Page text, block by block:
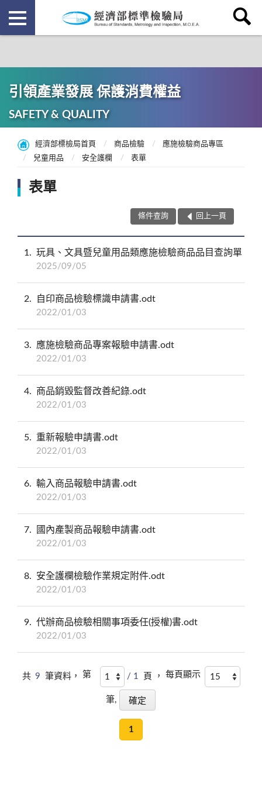
引領產業發展 保護消費權益
SAFETY & QUALITY
經濟部標檢局首頁 商品檢驗
應施檢驗商品專區
兒童用品
安全護欄 表單
表單
條件查詢 回上一頁
1 玩具、文具暨兒童用品類應施檢驗商品品目查詢單
2025/09/05
2 自印商品檢驗標識申請書.odt
2022/01/03
3 應施檢驗商品專案報驗申請書.odt
2022/01/03
4 商品銷毀監督改善紀錄.odt
2022/01/03
5 重新報驗申請書.odt
2022/01/03
6 輸入商品報驗申請書.odt
2022/01/03
7 國內產製商品報驗申請書.odt
2022/01/03
8 安全護欄檢驗作業規定附件.odt
2022/01/03
9 代辦商品檢驗相關事項委任(授權)書.odt
2022/01/03
共 9 筆資料， 第 / 1 頁 ， 每頁顯示
筆,
1